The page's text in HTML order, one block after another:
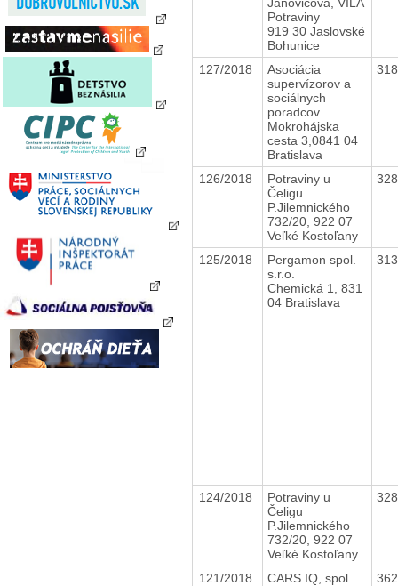
Potraviny
919 30 Jaslovské
Bohunice
127/2018
Asociácia
supervízorov a
sociálnych
poradcov
Mokrohájska
cesta 3,0841 04
Bratislava
126/2018
Potraviny u
Čeligu
P.Jilemnického
732/20, 922 07
Veľké Kostoľany
125/2018
Pergamon spol.
s.r.o.
Chemická 1, 831
04 Bratislava
124/2018
Potraviny u
Čeligu
P.Jilemnického
732/20, 922 07
Veľké Kostoľany
121/2018
CARS IQ, spol.